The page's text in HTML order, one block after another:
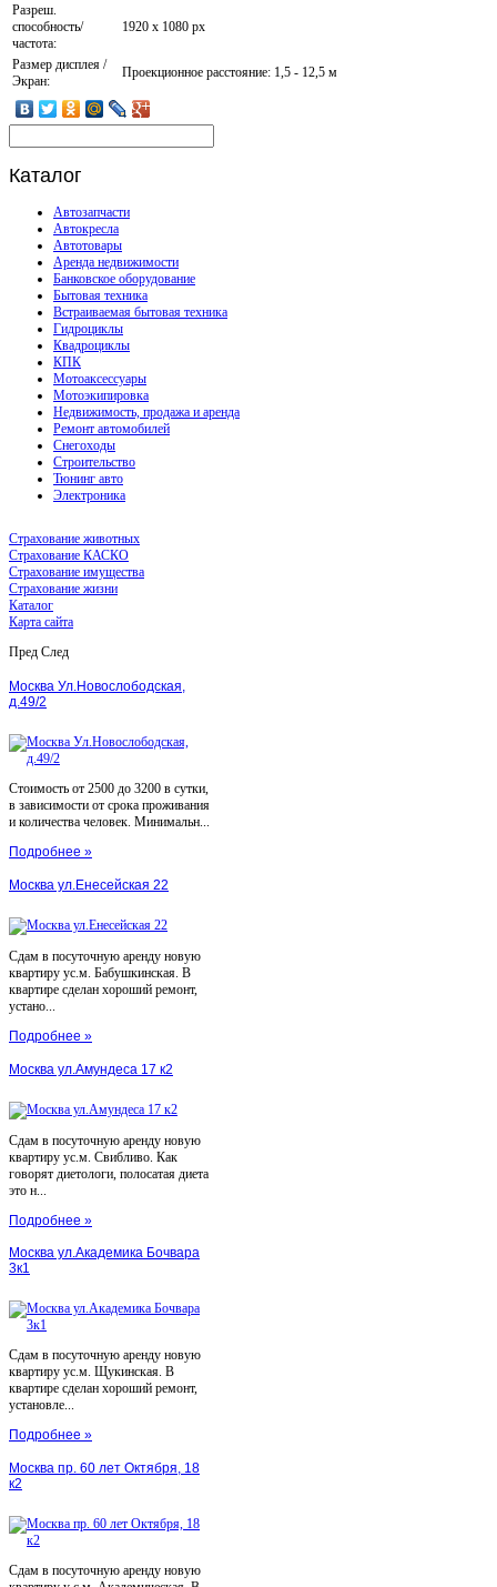
Разреш.
способность/
частота:
1920 x 1080 px
Размер дисплея /
Экран:
Проекционное расстояние: 1,5 - 12,5 м
Каталог
Автозапчасти
Автокресла
Автотовары
Аренда недвижимости
Банковское оборудование
Бытовая техника
Встраиваемая бытовая техника
Гидроциклы
Квадроциклы
КПК
Мотоаксессуары
Мотоэкипировка
Недвижимость, продажа и аренда
Ремонт автомобилей
Снегоходы
Строительство
Тюнинг авто
Электроника
Страхование животных
Страхование КАСКО
Страхование имущества
Страхование жизни
Каталог
Карта сайта
Пред След
Москва Ул.Новослободская,
д.49/2
Стоимость от 2500 до 3200 в сутки,
в зависимости от срока проживания
и количества человек. Минимальн...
Подробнее »
Москва ул.Енесейская 22
Сдам в посуточную аренду новую
квартиру ус.м. Бабушкинская. В
квартире сделан хороший ремонт,
устано...
Подробнее »
Москва ул.Амундеса 17 к2
Сдам в посуточную аренду новую
квартиру ус.м. Свибливо. Как
говорят диетологи, полосатая диета
это н...
Подробнее »
Москва ул.Академика Бочвара
3к1
Сдам в посуточную аренду новую
квартиру ус.м. Щукинская. В
квартире сделан хороший ремонт,
установле...
Подробнее »
Москва пр. 60 лет Октября, 18
к2
Сдам в посуточную аренду новую